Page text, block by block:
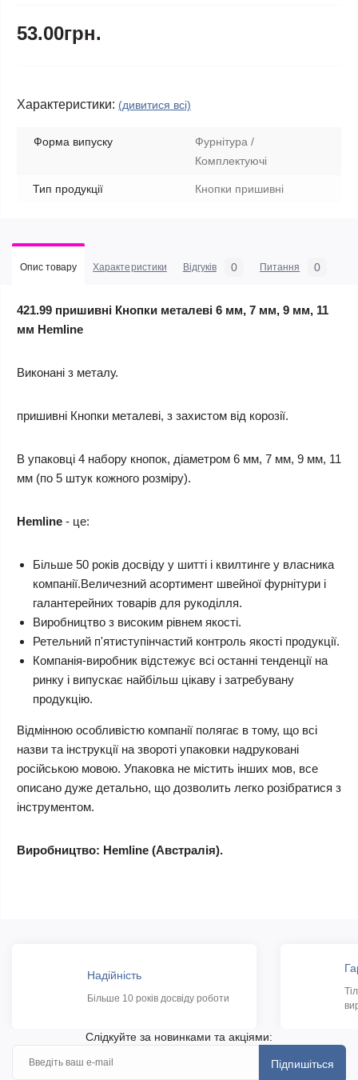
53.00грн.
Характеристики: (дивитися всі)
Форма випуску
Фурнітура /
Комплектуючі
Тип продукції Кнопки пришивні
Опис товару Характеристики Відгуків 0 Питання 0
421.99 пришивні Кнопки металеві 6 мм, 7 мм, 9 мм, 11
мм Hemline
Виконані з металу.
пришивні Кнопки металеві, з захистом від корозії.
В упаковці 4 набору кнопок, діаметром 6 мм, 7 мм, 9 мм, 11
мм (по 5 штук кожного розміру).
Hemline - це:
Більше 50 років досвіду у шитті і квилтинге у власника
компанії.Величезний асортимент швейної фурнітури і
галантерейних товарів для рукоділля.
Виробництво з високим рівнем якості.
Ретельний п'ятиступінчастий контроль якості продукції.
Компанія-виробник відстежує всі останні тенденції на
ринку і випускає найбільш цікаву і затребувану
продукцію.
Відмінною особливістю компанії полягає в тому, що всі
назви та інструкції на звороті упаковки надруковані
російською мовою. Упаковка не містить інших мов, все
описано дуже детально, що дозволить легко розібратися з
інструментом.
Виробництво: Hemline (Австралія).
Надійність
Більше 10 років досвіду роботи
Слідкуйте за новинками та акціями:
Підпишіться